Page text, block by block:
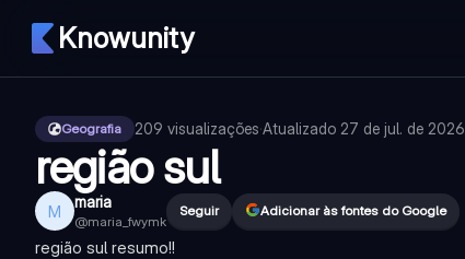
Knowunity
Geografia 209 visualizações·Atualizado 27 de jul. de 2026
região sul
M maria
@maria_fwymk
Seguir Adicionar às fontes do Google
região sul resumo!!